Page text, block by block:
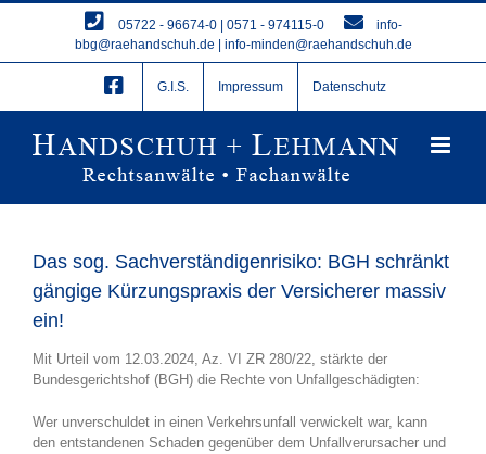
05722 - 96674-0 | 0571 - 974115-0
info-
bbg@raehandschuh.de
info-minden@raehandschuh.de
G.I.S. Impressum Datenschutz
Das sog. Sachverständigenrisiko: BGH schränkt
gängige Kürzungspraxis der Versicherer massiv
ein!
Mit Urteil vom 12.03.2024, Az. VI ZR 280/22, stärkte der
Bundesgerichtshof (BGH) die Rechte von Unfallgeschädigten:
Wer unverschuldet in einen Verkehrsunfall verwickelt war, kann
den entstandenen Schaden gegenüber dem Unfallverursacher und